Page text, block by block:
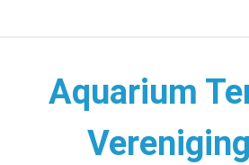
Aquarium